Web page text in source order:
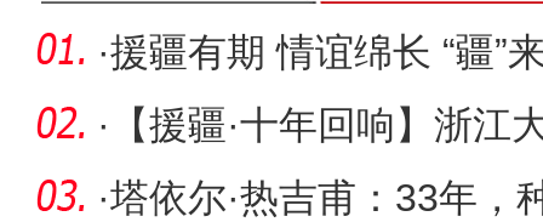
·援疆有期 情谊绵长 “疆”
·
【援疆·十年回响】浙江
式”援疆
·塔依尔·热吉甫：33年，